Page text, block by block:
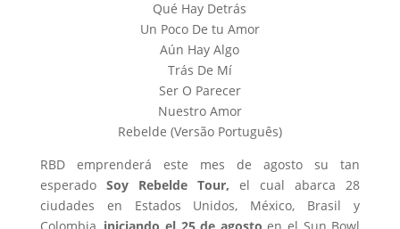
Qué Hay Detrás
Un Poco De tu Amor
Aún Hay Algo
Trás De Mí
Ser O Parecer
Nuestro Amor
Rebelde (Versão Português)
RBD emprenderá este mes de agosto su tan
esperado Soy Rebelde Tour, el cual abarca 28
ciudades en Estados Unidos, México, Brasil y